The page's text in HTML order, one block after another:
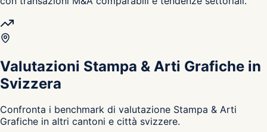
Valutazioni Stampa & Arti Grafiche in
Svizzera
Confronta i benchmark di valutazione Stampa & Arti
Grafiche in altri cantoni e città svizzere.